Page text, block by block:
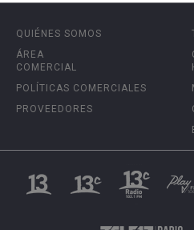
QUIÉNES SOMOS
ÁREA
COMERCIAL
POLÍTICAS COMERCIALES
PROVEEDORES